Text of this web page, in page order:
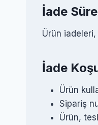
İade
Ürün
İade
Ürün
Sipariş
Ürün,